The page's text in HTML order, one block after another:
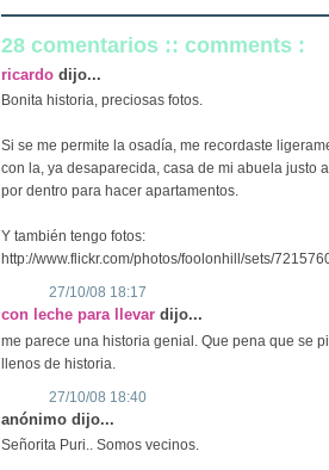
28 comentarios :: comments :
ricardo dijo...
Bonita historia, preciosas fotos.
Si se me permite la osadía, me recordaste
con la, ya desaparecida, casa de mi abuela justo
por dentro para hacer apartamentos.
Y también tengo fotos:
http://www.flickr.com/photos/foolonhill/sets/
27/10/08 18:17
con leche para llevar dijo...
me parece una historia genial. Que pena que se
llenos de historia.
27/10/08 18:40
anónimo dijo...
Señorita Puri.. Somos vecinos.